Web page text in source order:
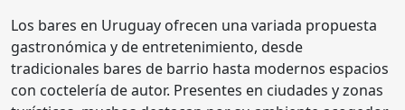
Los bares en Uruguay ofrecen una variada propuesta
gastronómica y de entretenimiento, desde
tradicionales bares de barrio hasta modernos espacios
con coctelería de autor. Presentes en ciudades y zonas